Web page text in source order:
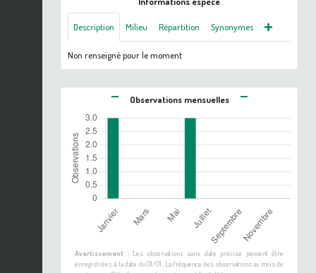
Description Milieu Répartition Synonymes
Non renseigné pour le moment
Observations mensuelles
Avertissement :Les observations sans date précise peuvent être
enregistrées à la date du 01/01. La fréquence des observations au mois de